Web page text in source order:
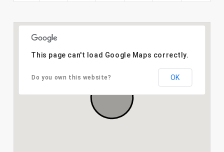
This page can't load Google Maps correctly.
Do you own this website? OK